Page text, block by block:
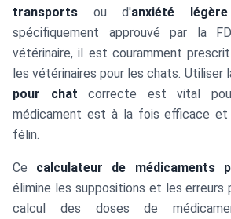
transports ou d'anxiété légère
spécifiquement approuvé par la
vétérinaire, il est couramment
les vétérinaires pour les chats. Utiliser
pour chat correcte est vital
médicament est à la fois efficace et
félin.
Ce calculateur de médicaments
élimine les suppositions et les erreurs
calcul des doses de